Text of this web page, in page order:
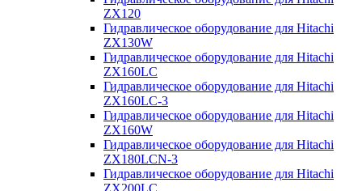
ZX120
Гидравлическое оборудование для Hitachi
ZX130W
Гидравлическое оборудование для Hitachi
ZX160LC
Гидравлическое оборудование для Hitachi
ZX160LC-3
Гидравлическое оборудование для Hitachi
ZX160W
Гидравлическое оборудование для Hitachi
ZX180LCN-3
Гидравлическое оборудование для Hitachi
ZX200LC